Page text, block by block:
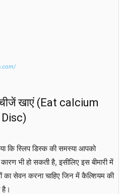
खाएं (Eat calcium
कि स्लिप डिस्क की समस्या आपको
भी हो सकती है, इसीलिए इस बीमारी में
का सेवन करना चाहिए जिन में कैल्शियम की
है।